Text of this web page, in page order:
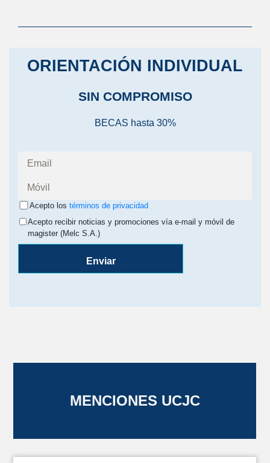
ORIENTACIÓN INDIVIDUAL
SIN COMPROMISO
BECAS hasta 30%
Acepto los términos de privacidad
Acepto recibir noticias y promociones vía e-mail y móvil de
magister (Melc S.A.)
Enviar
MENCIONES UCJC